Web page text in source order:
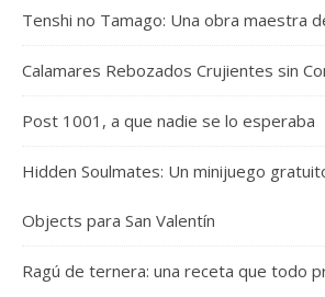
Tenshi no Tamago: Una obra maestra
Calamares Rebozados Crujientes sin
Post 1001, a que nadie se lo esperaba
Hidden Soulmates: Un minijuego
Objects para San Valentín
Ragú de ternera: una receta que todo